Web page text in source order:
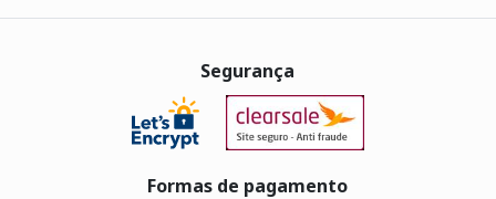
Segurança
Formas de pagamento